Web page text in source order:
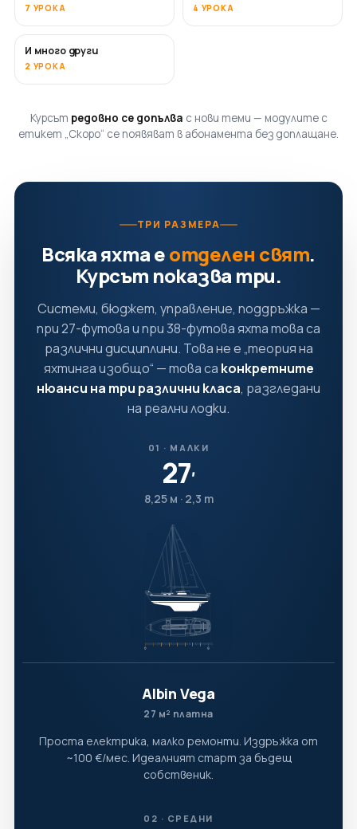
7 УРОКА 4 УРОКА
СКОРО
И много други
2 УРОКА
Курсът редовно се допълва с нови теми — модулите с
етикет „Скоро“ се появяват в абонамента без доплащане.
ТРИ РАЗМЕРА
Всяка яхта еотделен свят.
Курсът показва три.
Системи, бюджет, управление, поддръжка —
при 27-футова и при 38-футова яхта това са
различни дисциплини. Това не е „теория на
яхтинга изобщо“ — това са конкретните
нюанси на три различни класа, разгледани
на реални лодки.
01 · МАЛКИ
27′
8,25 м · 2,3 т
Albin Vega
27 м² платна
Проста електрика, малко ремонти. Издръжка от
~100 €/мес. Идеалният старт за бъдещ
собственик.
02 · СРЕДНИ